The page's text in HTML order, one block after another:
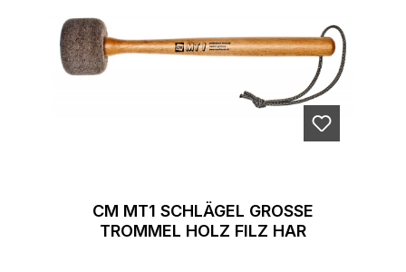
CM MT1 SCHLÄGEL GROSSE T
ROMMEL HOLZ FILZ HAR